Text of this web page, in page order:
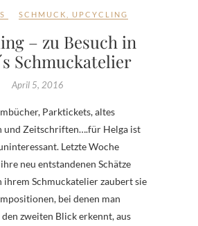
SCHMUCK UPCYCLING
– zu Besuch in
Schmuckatelier
April 5, 2016
Parktickets, altes
und Zeitschriften….für Helga ist
Letzte Woche
neu entstandenen Schätze
ihrem Schmuckatelier zaubert sie
bei denen man
zweiten Blick erkennt, aus